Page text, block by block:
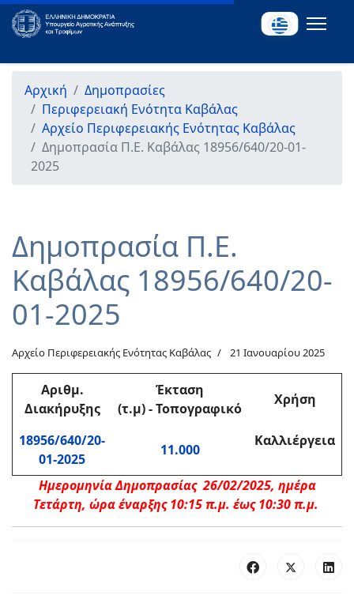
Αρχική
Δημοπρασίες
Περιφερειακή Ενότητα Καβάλας
Αρχείο Περιφερειακής Ενότητας Καβάλας
Δημοπρασία Π.Ε. Καβάλας 18956/640/20-01-
2025
Δημοπρασία Π.Ε.
Καβάλας 18956/640/20-
01-2025
Αρχείο Περιφερειακής Ενότητας Καβάλας 21 Ιανουαρίου 2025
Αριθμ.
Διακήρυξης
Έκταση
(τ.μ)-Τοπογραφικό
Χρήση
18956/640/20-
01-2025
11.000
Καλλιέργεια
Ημερομηνία Δημοπρασίας 26/02/2025, ημέρα
Τετάρτη, ώρα έναρξης 10:15 π.μ. έως 10:30 π.μ.